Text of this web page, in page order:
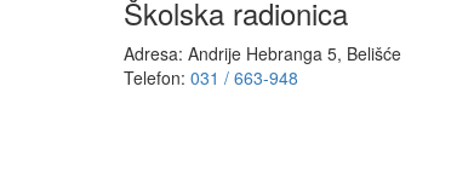
Školska radionica
Adresa: Andrije Hebranga 5, Belišće
Telefon: 031 / 663-948